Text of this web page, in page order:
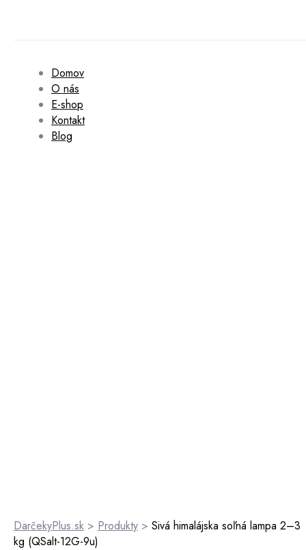
Domov
O nás
E-shop
Kontakt
Blog
DarčekyPlus.sk > Produkty > Sivá himalájska soľná lampa 2–3
kg (QSalt-12G-9u)